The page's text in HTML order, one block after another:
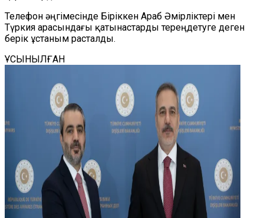
Телефон әңгімесінде Біріккен Араб Әмірліктері мен
Түркия арасындағы қатынастарды тереңдетуге деген
берік ұстаным расталды.
ҰСЫНЫЛҒАН